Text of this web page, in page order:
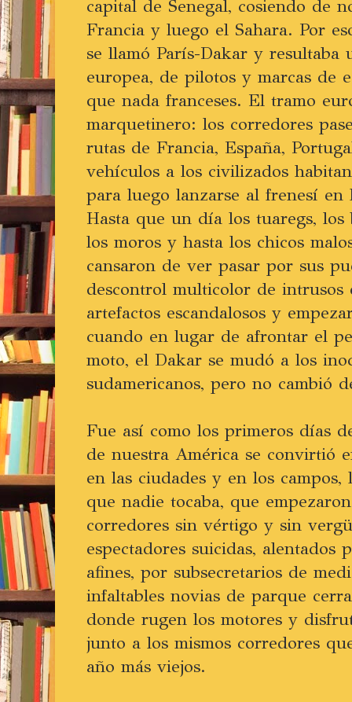
capital de Senegal, cosiendo de
Francia y luego el Sahara. Por
se llamó París-Dakar y resultaba
europea, de pilotos y marcas de
que nada franceses. El tramo
marquetinero: los corredores
rutas de Francia, España,
vehículos a los civilizados
para luego lanzarse al frenesí en
Hasta que un día los tuaregs, los
los moros y hasta los chicos
cansaron de ver pasar por sus
descontrol multicolor de intrusos
artefactos escandalosos y
cuando en lugar de afrontar el
moto, el Dakar se mudó a los
sudamericanos, pero no cambió
Fue así como los primeros días
de nuestra América se convirtió
en las ciudades y en los
que nadie tocaba, que
corredores sin vértigo y sin
espectadores suicidas,
afines, por subsecretarios de
infaltables novias de parque
donde rugen los motores y
junto a los mismos corredores
año más viejos.